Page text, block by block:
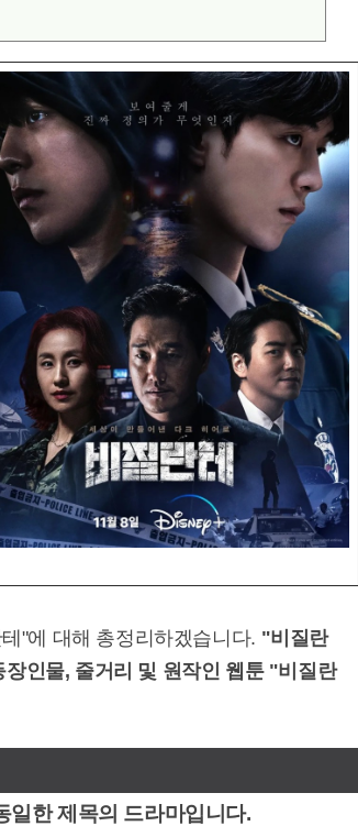
"에 대해 총정리하겠습니다. "비질란
인물, 줄거리 및 원작인 웹툰 "비질란
한 제목의 드라마입니다.